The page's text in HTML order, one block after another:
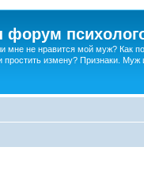
форум
мне не нравится мой муж? Как
измену? Признаки. Муж